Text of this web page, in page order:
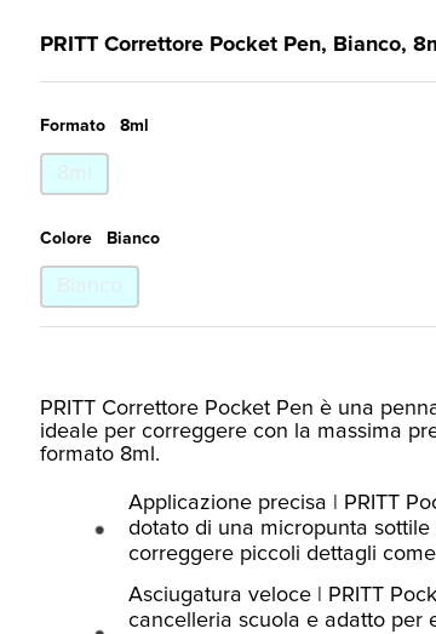
PRITT Correttore Pocket Pen, Bianco,
Formato 8ml
Colore Bianco
PRITT Correttore Pocket Pen è una
ideale per correggere con la massima
formato 8ml.
Applicazione precisa | PRITT
dotato di una micropunta
correggere piccoli dettagli
Asciugatura veloce | PRITT
cancelleria scuola e adatto per